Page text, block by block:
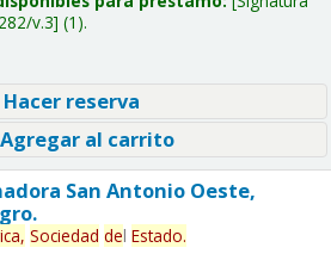
v.3 (1).
reserva
al carrito
San Antonio Oeste,
Sociedad del Estado.